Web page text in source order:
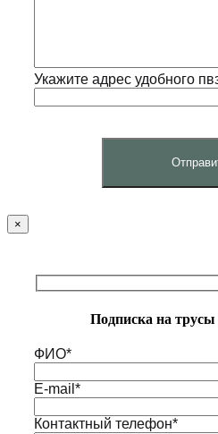
Укажите адрес удобного
×
Подписка на
ФИО*
E-mail*
Контактный телефон*